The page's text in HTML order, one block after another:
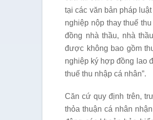
tại các văn bản pháp
nghiệp nộp thay thuế
đồng nhà thầu, nhà
được không bao gồm
nghiệp ký hợp đồng lao
thuế thu nhập cá nhân”.
Căn cứ quy định trên,
thỏa thuận cá nhân